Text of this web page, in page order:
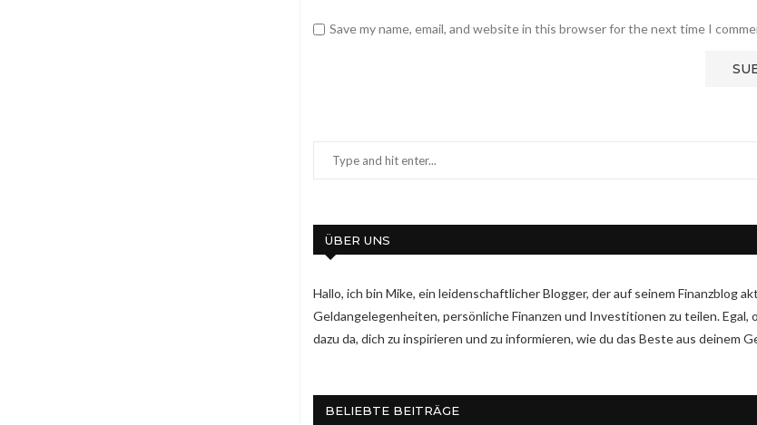
Save my name, email, and website in this browser for the next time I
ÜBER UNS
Hallo, ich bin Mike, ein leidenschaftlicher Blogger, der auf seinem Finanzblog
Geldangelegenheiten, persönliche Finanzen und Investitionen zu teilen.
dazu da, dich zu inspirieren und zu informieren, wie du das Beste aus deinem
BELIEBTE BEITRÄGE